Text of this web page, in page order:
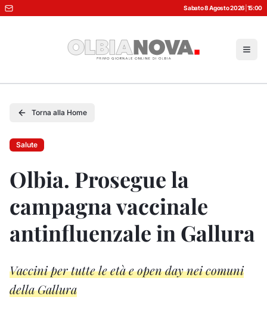
Sabato 8 Agosto 2026 15:00
Torna alla Home
Salute
Olbia. Prosegue la
campagna vaccinale
antinfluenzale in Gallura
Vaccini per tutte le età e open day nei comuni
della Gallura